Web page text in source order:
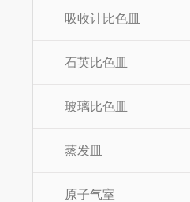
吸收计比色皿
石英比色皿
玻璃比色皿
蒸发皿
原子气室